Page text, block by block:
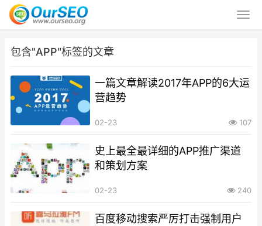
包含"APP"标签的文章
一篇文章解读2017年APP的6大运
营趋势
02-23 107
史上最全最详细的APP推广渠道
和策划方案
02-23 240
百度移动搜索严厉打击强制用户